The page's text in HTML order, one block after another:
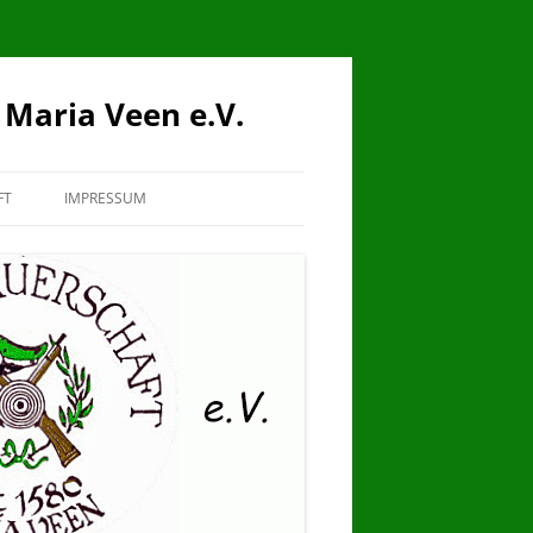
Veen e.V.
IMPRESSUM
DATENSCHUTZERKLÄRUNG
COOKIE-RICHTLINIE (EU)